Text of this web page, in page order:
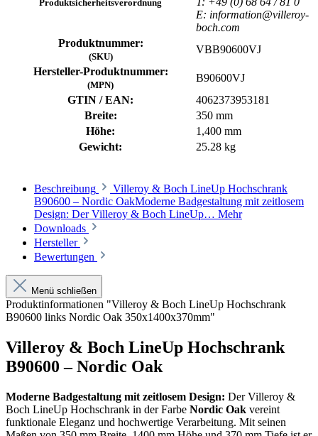
Produktsicherheitsverordnung
E: information@villeroy-
boch.com
Produktnummer:
(SKU)
VBB90600VJ
Hersteller-Produktnummer:
(MPN)
B90600VJ
GTIN / EAN:
4062373953181
Breite:
350 mm
Höhe:
1,400 mm
Gewicht:
25.28 kg
Beschreibung
Villeroy & Boch LineUp Hochschrank
B90600 – Nordic OakModerne Badgestaltung mit zeitlosem
Design: Der Villeroy & Boch LineUp… Mehr
Downloads
Hersteller
Bewertungen
Menü schließen
Produktinformationen "Villeroy & Boch LineUp Hochschrank
B90600 links Nordic Oak 350x1400x370mm"
Villeroy & Boch LineUp Hochschrank
B90600 – Nordic Oak
Moderne Badgestaltung mit zeitlosem Design: Der Villeroy &
Boch LineUp Hochschrank in der Farbe Nordic Oak vereint
funktionale Eleganz und hochwertige Verarbeitung. Mit seinen